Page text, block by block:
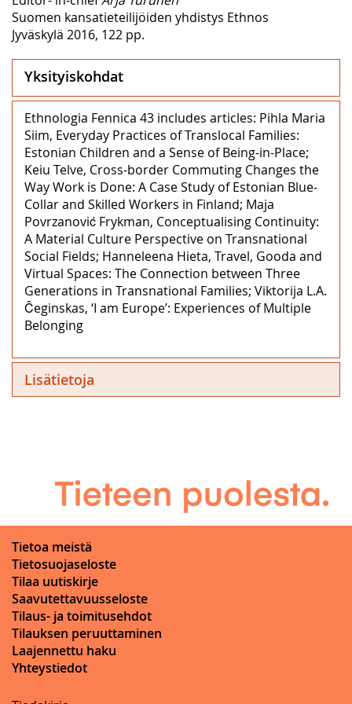
Suomen kansatieteilijöiden yhdistys Ethnos
Jyväskylä 2016, 122 pp.
Yksityiskohdat
Ethnologia Fennica 43 includes articles: Pihla Maria
Siim, Everyday Practices of Translocal Families:
Estonian Children and a Sense of Being-in-Place;
Keiu Telve, Cross-border Commuting Changes the
Way Work is Done: A Case Study of Estonian Blue-
Collar and Skilled Workers in Finland; Maja
Povrzanović Frykman, Conceptualising Continuity:
A Material Culture Perspective on Transnational
Social Fields; Hanneleena Hieta, Travel, Gooda and
Virtual Spaces: The Connection between Three
Generations in Transnational Families; Viktorija L.A.
Ĉeginskas, ‘I am Europe’: Experiences of Multiple
Belonging
Lisätietoja
Tietoa meistä
Tietosuojaseloste
Tilaa uutiskirje
Saavutettavuusseloste
Tilaus- ja toimitusehdot
Tilauksen peruuttaminen
Laajennettu haku
Yhteystiedot